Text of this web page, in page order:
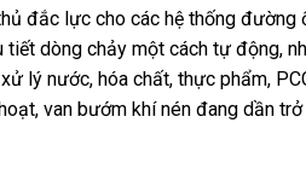
đắc lực cho các hệ thống đường
dòng chảy một cách tự động,
lý nước, hóa chất, thực phẩm,
van bướm khí nén đang dần